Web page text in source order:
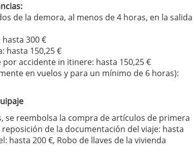
de la demora, al menos de 4 horas, en la salida
300 €
hasta 150,25 €
accidente in itinere: hasta 150,25 €
en vuelos y para un mínimo de 6 horas):
se reembolsa la compra de artículos de primera
de la documentación del viaje: hasta
hasta 200 €, Robo de llaves de la vivienda